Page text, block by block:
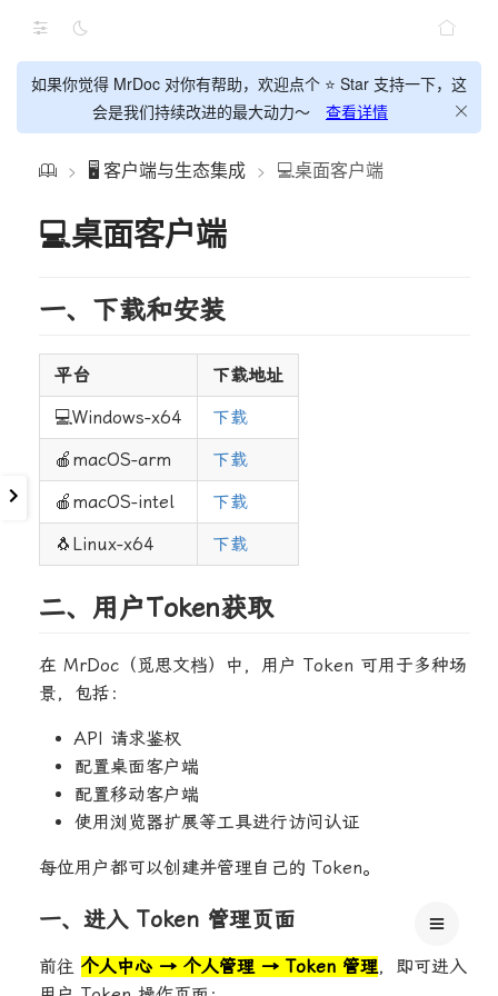
如果你觉得 MrDoc 对你有帮助，欢迎点个 ⭐ Star 支持一下，这
会是我们持续改进的最大动力～
查看详情
> 🖥️ 客户端与生态集成 > 💻桌面客户端
💻桌面客户端
一、下载和安装
平台
下载地址
💻Windows-x64
下载
🍎macOS-arm
下载
🍎macOS-intel
下载
🐧Linux-x64
下载
二、用户Token获取
在 MrDoc（觅思文档）中，用户 Token 可用于多种场
景，包括：
API 请求鉴权
配置桌面客户端
配置移动客户端
使用浏览器扩展等工具进行访问认证
每位用户都可以创建并管理自己的 Token。
一、进入 Token 管理页面
前往 个人中心 → 个人管理 → Token 管理，即可进入